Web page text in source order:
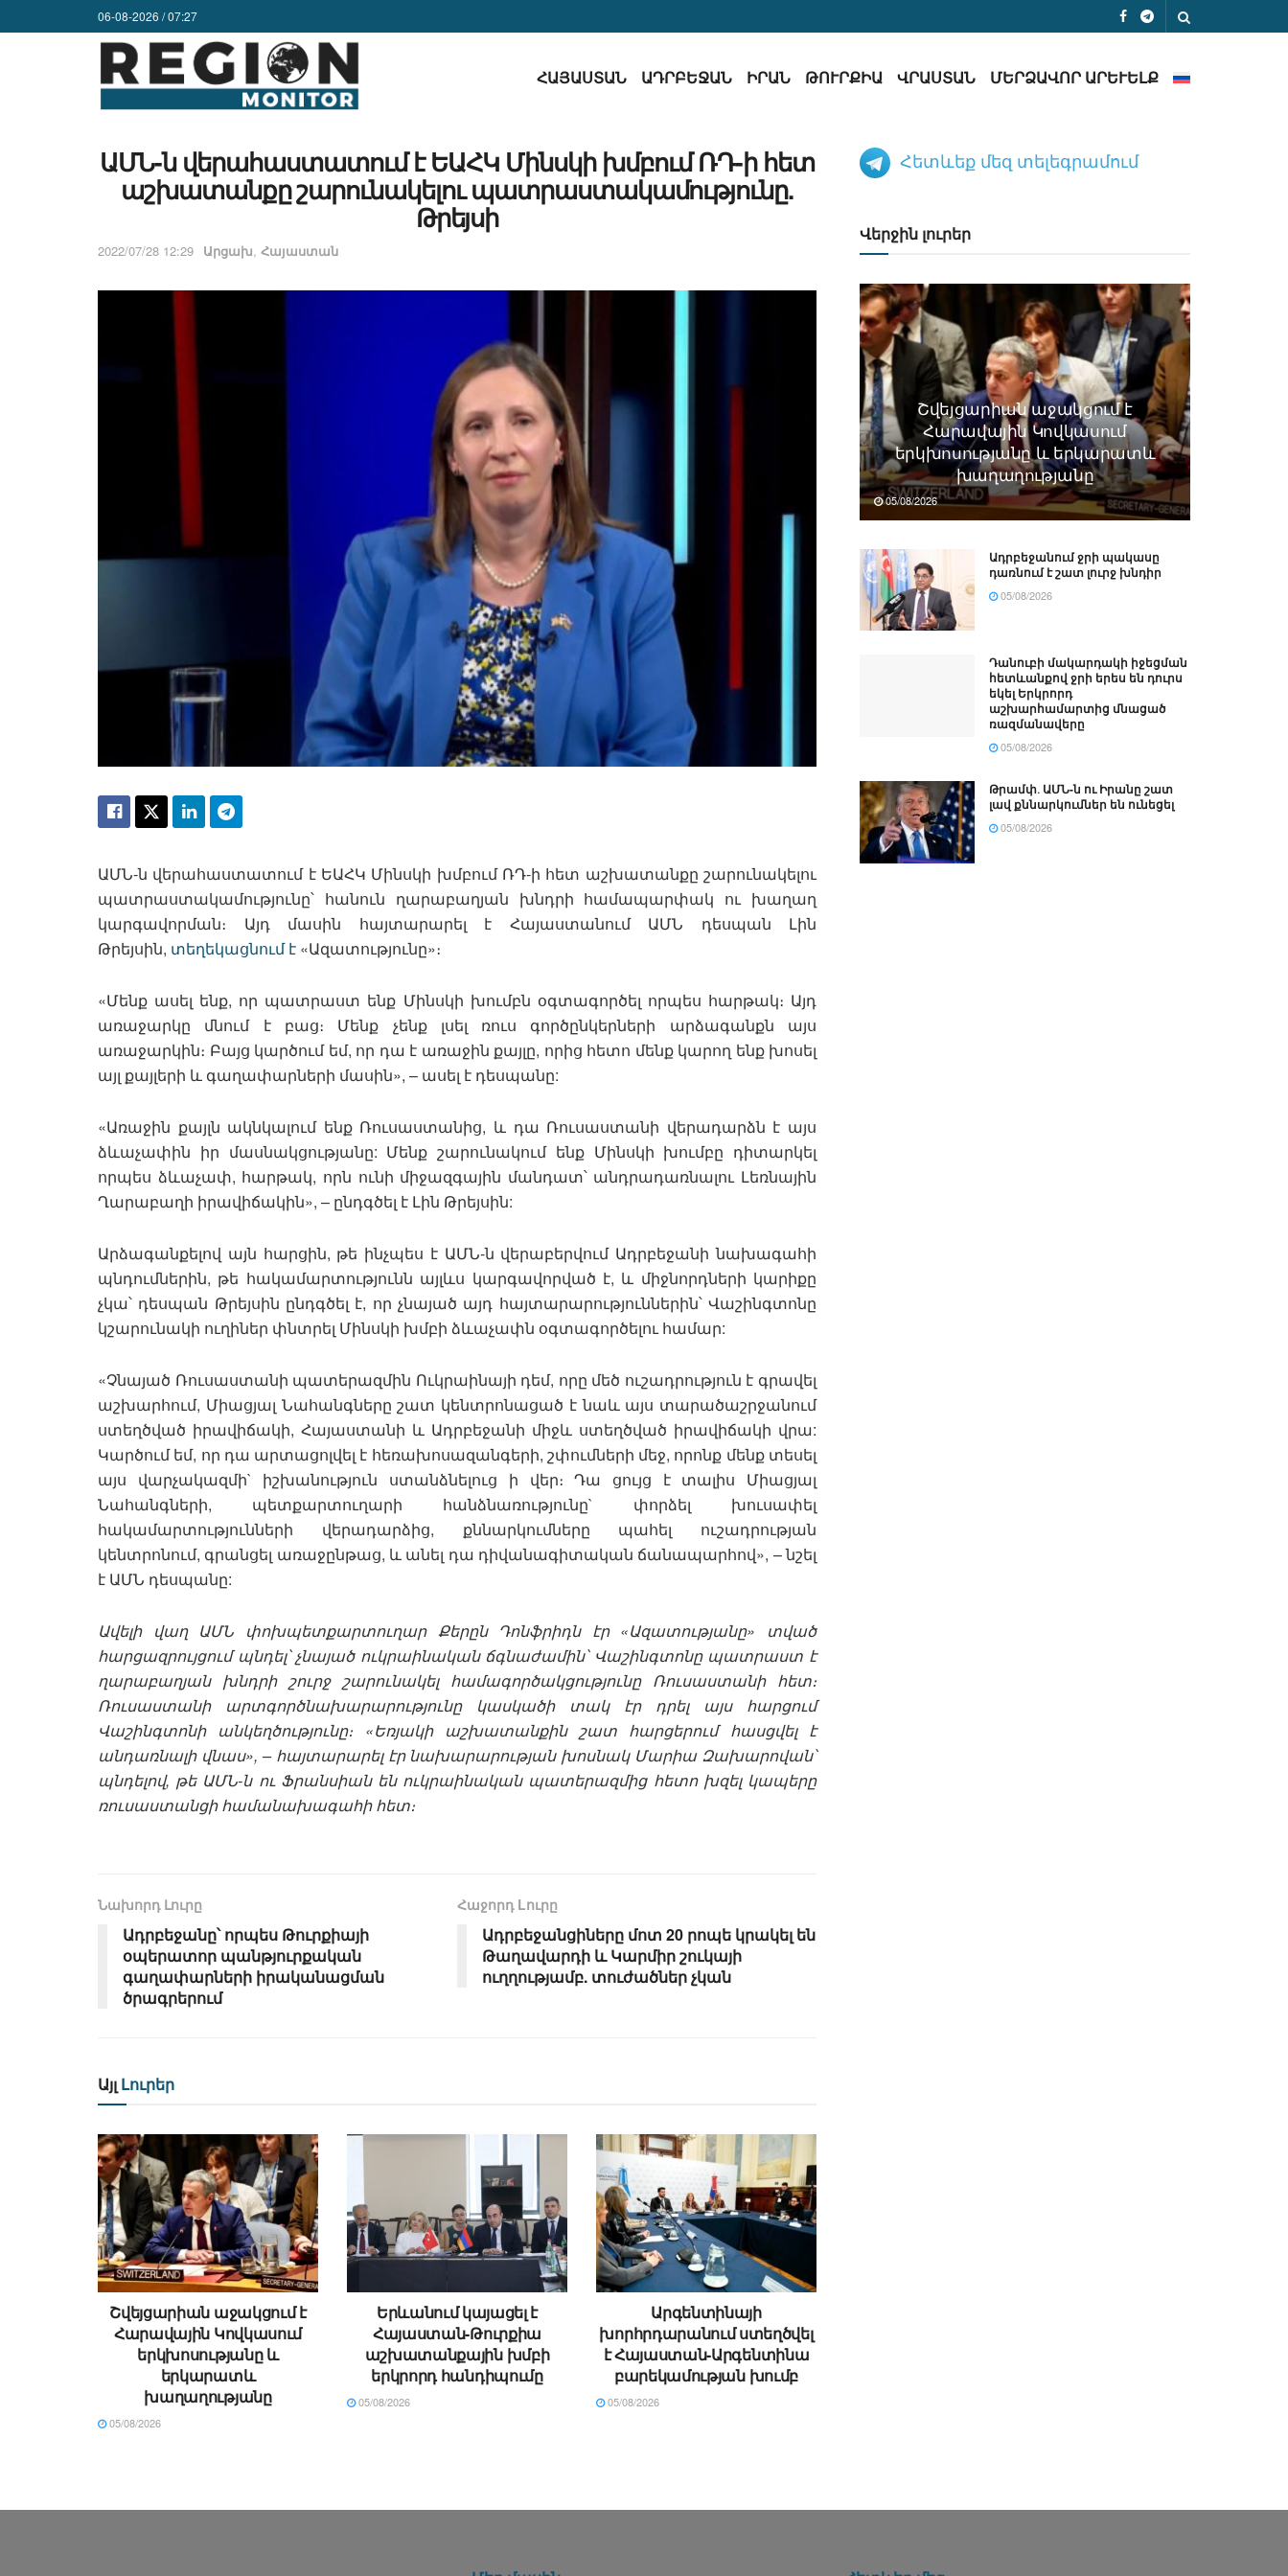
06-08-2026 / 07:27
ՀԱՅԱՍՏԱՆ ԱԴՐԲԵՋԱՆ ԻՐԱՆ ԹՈՒՐՔԻԱ ՎՐԱՍՏԱՆ ՄԵՐՁԱՎՈՐ ԱՐԵՒԵԼՔ
ԱՄՆ-ն վերահաստատում է ԵԱՀԿ Մինսկի խմբում ՌԴ-ի հետ
աշխատանքը շարունակելու պատրաստակամությունը.
Թրեյսի
2022/07/28 12:29 Արցախ, Հայաստան
ԱՄՆ-ն վերահաստատում է ԵԱՀԿ Մինսկի խմբում ՌԴ-ի հետ աշխատանքը շարունակելու
պատրաստակամությունը՝ հանուն ղարաբաղյան խնդրի համապարփակ ու խաղաղ
կարգավորման։ Այդ մասին հայտարարել է Հայաստանում ԱՄՆ դեսպան Լին
Թրեյսին, տեղեկացնում է «Ազատությունը»։
«Մենք ասել ենք, որ պատրաստ ենք Մինսկի խումբն օգտագործել որպես հարթակ։ Այդ
առաջարկը մնում է բաց։ Մենք չենք լսել ռուս գործընկերների արձագանքն այս
առաջարկին։ Բայց կարծում եմ, որ դա է առաջին քայլը, որից հետո մենք կարող ենք խոսել
այլ քայլերի և գաղափարների մասին», – ասել է դեսպանը:
«Առաջին քայլն ակնկալում ենք Ռուսաստանից, և դա Ռուսաստանի վերադարձն է այս
ձևաչափին իր մասնակցությանը: Մենք շարունակում ենք Մինսկի խումբը դիտարկել
որպես ձևաչափ, հարթակ, որն ունի միջազգային մանդատ՝ անդրադառնալու Լեռնային
Ղարաբաղի իրավիճակին», – ընդգծել է Լին Թրեյսին:
Արձագանքելով այն հարցին, թե ինչպես է ԱՄՆ-ն վերաբերվում Ադրբեջանի նախագահի
պնդումներին, թե հակամարտությունն այլևս կարգավորված է, և միջնորդների կարիքը
չկա՝ դեսպան Թրեյսին ընդգծել է, որ չնայած այդ հայտարարություններին՝ Վաշինգտոնը
կշարունակի ուղիներ փնտրել Մինսկի խմբի ձևաչափն օգտագործելու համար:
«Չնայած Ռուսաստանի պատերազմին Ուկրաինայի դեմ, որը մեծ ուշադրություն է գրավել
աշխարհում, Միացյալ Նահանգները շատ կենտրոնացած է նաև այս տարածաշրջանում
ստեղծված իրավիճակի, Հայաստանի և Ադրբեջանի միջև ստեղծված իրավիճակի վրա:
Կարծում եմ, որ դա արտացոլվել է հեռախոսազանգերի, շփումների մեջ, որոնք մենք տեսել
այս վարչակազմի` իշխանություն ստանձնելուց ի վեր։ Դա ցույց է տալիս Միացյալ
Նահանգների, պետքարտուղարի հանձնառությունը` փորձել խուսափել
հակամարտությունների վերադարձից, քննարկումները պահել ուշադրության
կենտրոնում, գրանցել առաջընթաց, և անել դա դիվանագիտական ճանապարհով», – նշել
է ԱՄՆ դեսպանը:
Ավելի վաղ ԱՄՆ փոխպետքարտուղար Քերըն Դոնֆրիդն էր «Ազատությանը» տված
հարցազրույցում պնդել՝ չնայած ուկրաինական ճգնաժամին՝ Վաշինգտոնը պատրաստ է
ղարաբաղյան խնդրի շուրջ շարունակել համագործակցությունը Ռուսաստանի հետ։
Ռուսաստանի արտգործնախարարությունը կասկածի տակ էր դրել այս հարցում
Վաշինգտոնի անկեղծությունը։ «Եռյակի աշխատանքին շատ հարցերում հասցվել է
անդառնալի վնաս», – հայտարարել էր նախարարության խոսնակ Մարիա Զախարովան՝
պնդելով, թե ԱՄՆ-ն ու Ֆրանսիան են ուկրաինական պատերազմից հետո խզել կապերը
ռուսաստանցի համանախագահի հետ։
Նախորդ Լուրը
Ադրբեջանը՝ որպես Թուրքիայի
օպերատոր պանթյուրքական
գաղափարների իրականացման
ծրագրերում
Հաջորդ Lուրը
Ադրբեջանցիները մոտ 20 րոպե կրակել են
Թաղավարդի և Կարմիր շուկայի
ուղղությամբ. տուժածներ չկան
Այլ Լուրեր
Շվեյցարիան աջակցում է
Հարավային Կովկասում
երկխոսությանը և
երկարատև
խաղաղությանը
05/08/2026
Երևանում կայացել է
Հայաստան-Թուրքիա
աշխատանքային խմբի
երկրորդ հանդիպումը
05/08/2026
Արգենտինայի
խորհրդարանում ստեղծվել
է Հայաստան-Արգենտինա
բարեկամության խումբ
05/08/2026
Հետևեք մեզ տելեգրամում
Վերջին լուրեր
Շվեյցարիան աջակցում է
Հարավային Կովկասում
երկխոսությանը և երկարատև
խաղաղությանը
05/08/2026
Ադրբեջանում ջրի պակասը
դառնում է շատ լուրջ խնդիր
05/08/2026
Դանուբի մակարդակի իջեցման
հետևանքով ջրի երես են դուրս
եկել Երկրորդ
աշխարհամարտից մնացած
ռազմանավերը
05/08/2026
Թրամփ․ ԱՄՆ-ն ու Իրանը շատ
լավ քննարկումներ են ունեցել
05/08/2026